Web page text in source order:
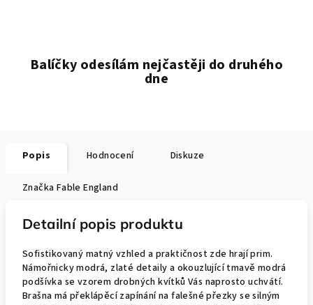
Balíčky odesílám nejčastěji do druhého
dne
Popis Hodnocení Diskuze
Značka Fable England
Detailní popis produktu
Sofistikovaný matný vzhled a praktičnost zde hrají prim.
Námořnicky modrá, zlaté detaily a okouzlující tmavě modrá
podšívka se vzorem drobných kvítků Vás naprosto uchvátí.
Brašna má překlápěcí zapínání na falešné přezky se silným